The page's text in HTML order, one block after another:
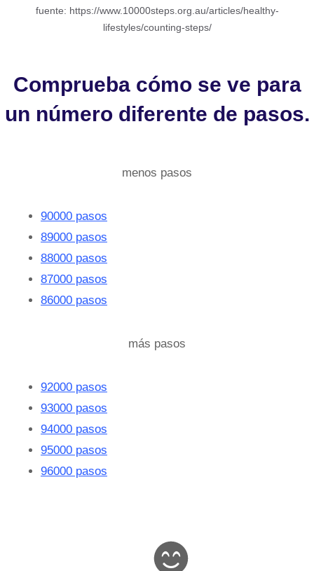
fuente: https://www.10000steps.org.au/articles/healthy-
lifestyles/counting-steps/
Comprueba cómo se ve para
un número diferente de pasos.
menos pasos
90000 pasos
89000 pasos
88000 pasos
87000 pasos
86000 pasos
más pasos
92000 pasos
93000 pasos
94000 pasos
95000 pasos
96000 pasos